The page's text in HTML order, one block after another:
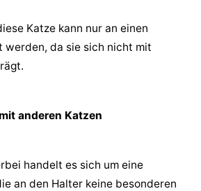
Katze kann nur an einen
werden, da sie sich nicht mit
anderen Katzen
handelt es sich um eine
an den Halter keine besonderen